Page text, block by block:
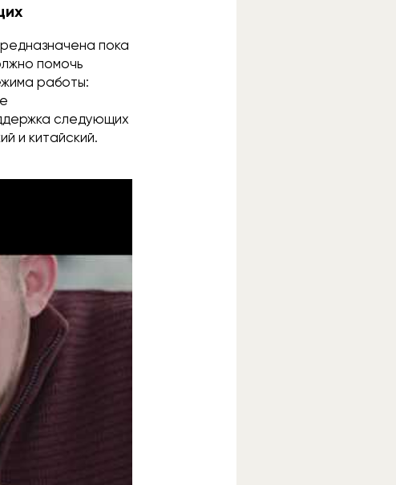
пока
помочь
работы:
следующих
и китайский.